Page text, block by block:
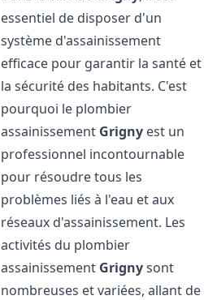
essentiel de disposer d'un
système d'assainissement
efficace pour garantir la santé et
la sécurité des habitants. C'est
pourquoi le plombier
assainissement Grigny est un
professionnel incontournable
pour résoudre tous les
problèmes liés à l'eau et aux
réseaux d'assainissement. Les
activités du plombier
assainissement Grignysont
nombreuses et variées, allant de